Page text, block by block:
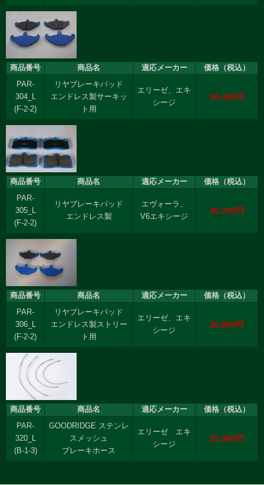
商品番号 商品名 適応メーカー
価格（税込）
PAR-
304_L
(F-2-2)
リヤブレーキパッド
エンドレス製サーキッ
ト用
エリーゼ、エキ
シージ
26,400円
商品番号 商品名 適応メーカー
価格（税込）
PAR-
305_L
(F-2-2)
リヤブレーキパッド
エンドレス製
エヴォーラ、
V6エキシージ
40,700円
商品番号 商品名 適応メーカー
価格（税込）
PAR-
306_L
(F-2-2)
リヤブレーキパッド
エンドレス製ストリー
ト用
エリーゼ、エキ
シージ
20,900円
商品番号 商品名 適応メーカー
価格（税込）
PAR-
320_L
(B-1-3)
GOODRIDGE ステンレ
スメッシュ
ブレーキホース
エリーゼ エキ
シージ
25,300円